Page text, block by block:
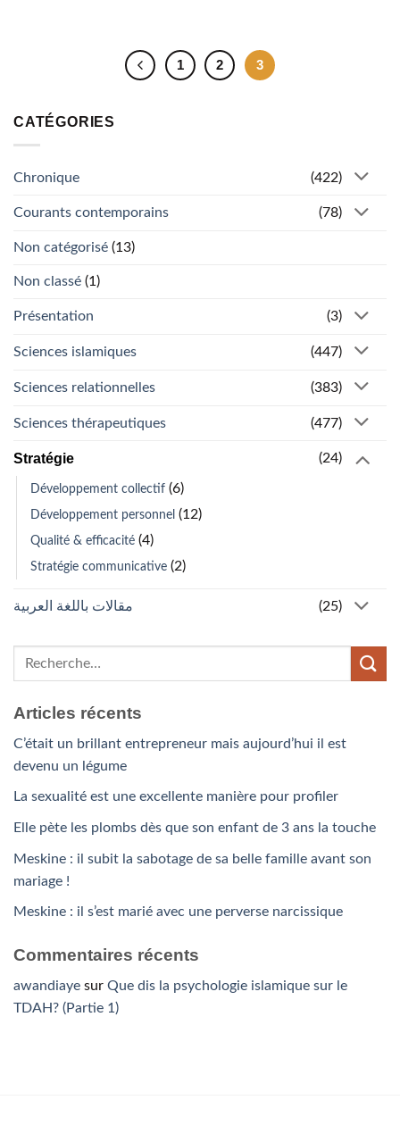
CATÉGORIES
Chronique (422)
Courants contemporains (78)
Non catégorisé (13)
Non classé (1)
Présentation (3)
Sciences islamiques (447)
Sciences relationnelles (383)
Sciences thérapeutiques (477)
Stratégie (24)
Développement collectif (6)
Développement personnel (12)
Qualité & efficacité (4)
Stratégie communicative (2)
مقالات باللغة العربية (25)
Articles récents
C’était un brillant entrepreneur mais aujourd’hui il est
devenu un légume
La sexualité est une excellente manière pour profiler
Elle pète les plombs dès que son enfant de 3 ans la touche
Meskine : il subit la sabotage de sa belle famille avant son
mariage !
Meskine : il s’est marié avec une perverse narcissique
Commentaires récents
awandiaye sur Que dis la psychologie islamique sur le
TDAH? (Partie 1)
1 2 3